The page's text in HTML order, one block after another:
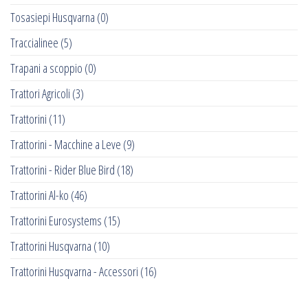
Tosasiepi Husqvarna (0)
Traccialinee (5)
Trapani a scoppio (0)
Trattori Agricoli (3)
Trattorini (11)
Trattorini - Macchine a Leve (9)
Trattorini - Rider Blue Bird (18)
Trattorini Al-ko (46)
Trattorini Eurosystems (15)
Trattorini Husqvarna (10)
Trattorini Husqvarna - Accessori (16)